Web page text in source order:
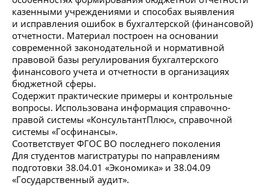
казенными учреждениями и способах выявления
и исправления ошибок в бухгалтерской (финансовой)
отчетности. Материал построен на основании
современной законодательной и нормативной
правовой базы регулирования бухгалтерского
финансового учета и отчетности в организациях
бюджетной сферы.
Содержит практические примеры и контрольные
вопросы. Использована информация справочно-
правой системы «КонсультантПлюс», справочной
системы «Госфинансы».
Соответствует ФГОС ВО последнего поколения
Для студентов магистратуры по направлениям
подготовки 38.04.01 «Экономика» и 38.04.09
«Государственный аудит».